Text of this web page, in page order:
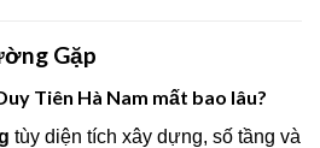
Gặp
Tiên Hà Nam mất bao lâu?
tùy diện tích xây dựng, số tầng và